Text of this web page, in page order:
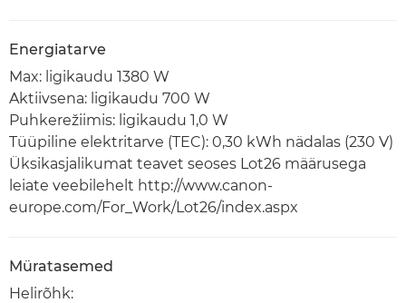
Energiatarve
Max: ligikaudu 1380 W
Aktiivsena: ligikaudu 700 W
Puhkerežiimis: ligikaudu 1,0 W
Tüüpiline elektritarve (TEC): 0,30 kWh nädalas (230 V)
Üksikasjalikumat teavet seoses Lot26 määrusega
leiate veebilehelt http://www.canon-
europe.com/For_Work/Lot26/index.aspx
Müratasemed
Helirõhk: